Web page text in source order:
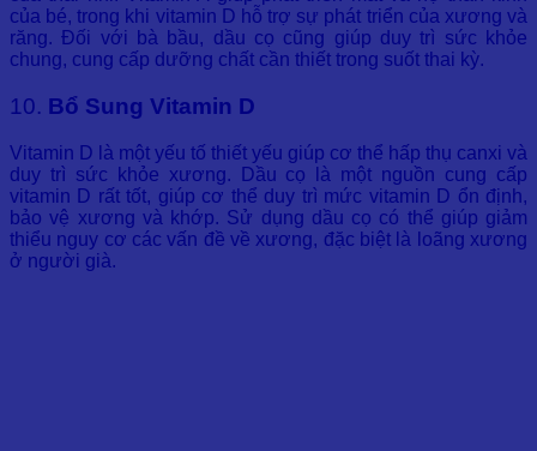
của bé, trong khi vitamin D hỗ trợ sự phát triển của xương và
răng. Đối với bà bầu, dầu cọ cũng giúp duy trì sức khỏe
chung, cung cấp dưỡng chất cần thiết trong suốt thai kỳ.
10. Bổ Sung Vitamin D
Vitamin D là một yếu tố thiết yếu giúp cơ thể hấp thụ canxi và
duy trì sức khỏe xương. Dầu cọ là một nguồn cung cấp
vitamin D rất tốt, giúp cơ thể duy trì mức vitamin D ổn định,
bảo vệ xương và khớp. Sử dụng dầu cọ có thể giúp giảm
thiểu nguy cơ các vấn đề về xương, đặc biệt là loãng xương
ở người già.